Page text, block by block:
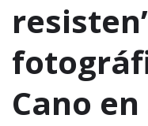
Cano